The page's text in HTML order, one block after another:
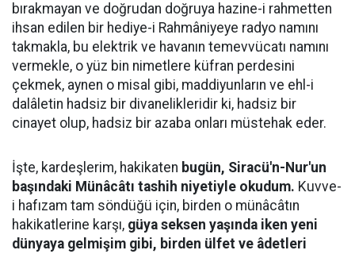
bırakmayan ve doğrudan doğruya hazine-i rahmetten
ihsan edilen bir hediye-i Rahmâniyeye radyo namını
takmakla, bu elektrik ve havanın temevvücatı namını
vermekle, o yüz bin nimetlere küfran perdesini
çekmek, aynen o misal gibi, maddiyunların ve ehl-i
dalâletin hadsiz bir divanelikleridir ki, hadsiz bir
cinayet olup, hadsiz bir azaba onları müstehak eder.
İşte, kardeşlerim, hakikaten bugün, Siracü'n-Nur'un
başındaki Münâcâtı tashih niyetiyle okudum. Kuvve-
i hafızam tam söndüğü için, birden o münâcâtın
hakikatlerine karşı, güya seksen yaşında iken yeni
dünyaya gelmişim gibi, birden ülfet ve âdetleri